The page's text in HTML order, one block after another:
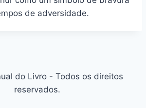
de adversidade.
do Livro - Todos os direitos
reservados.